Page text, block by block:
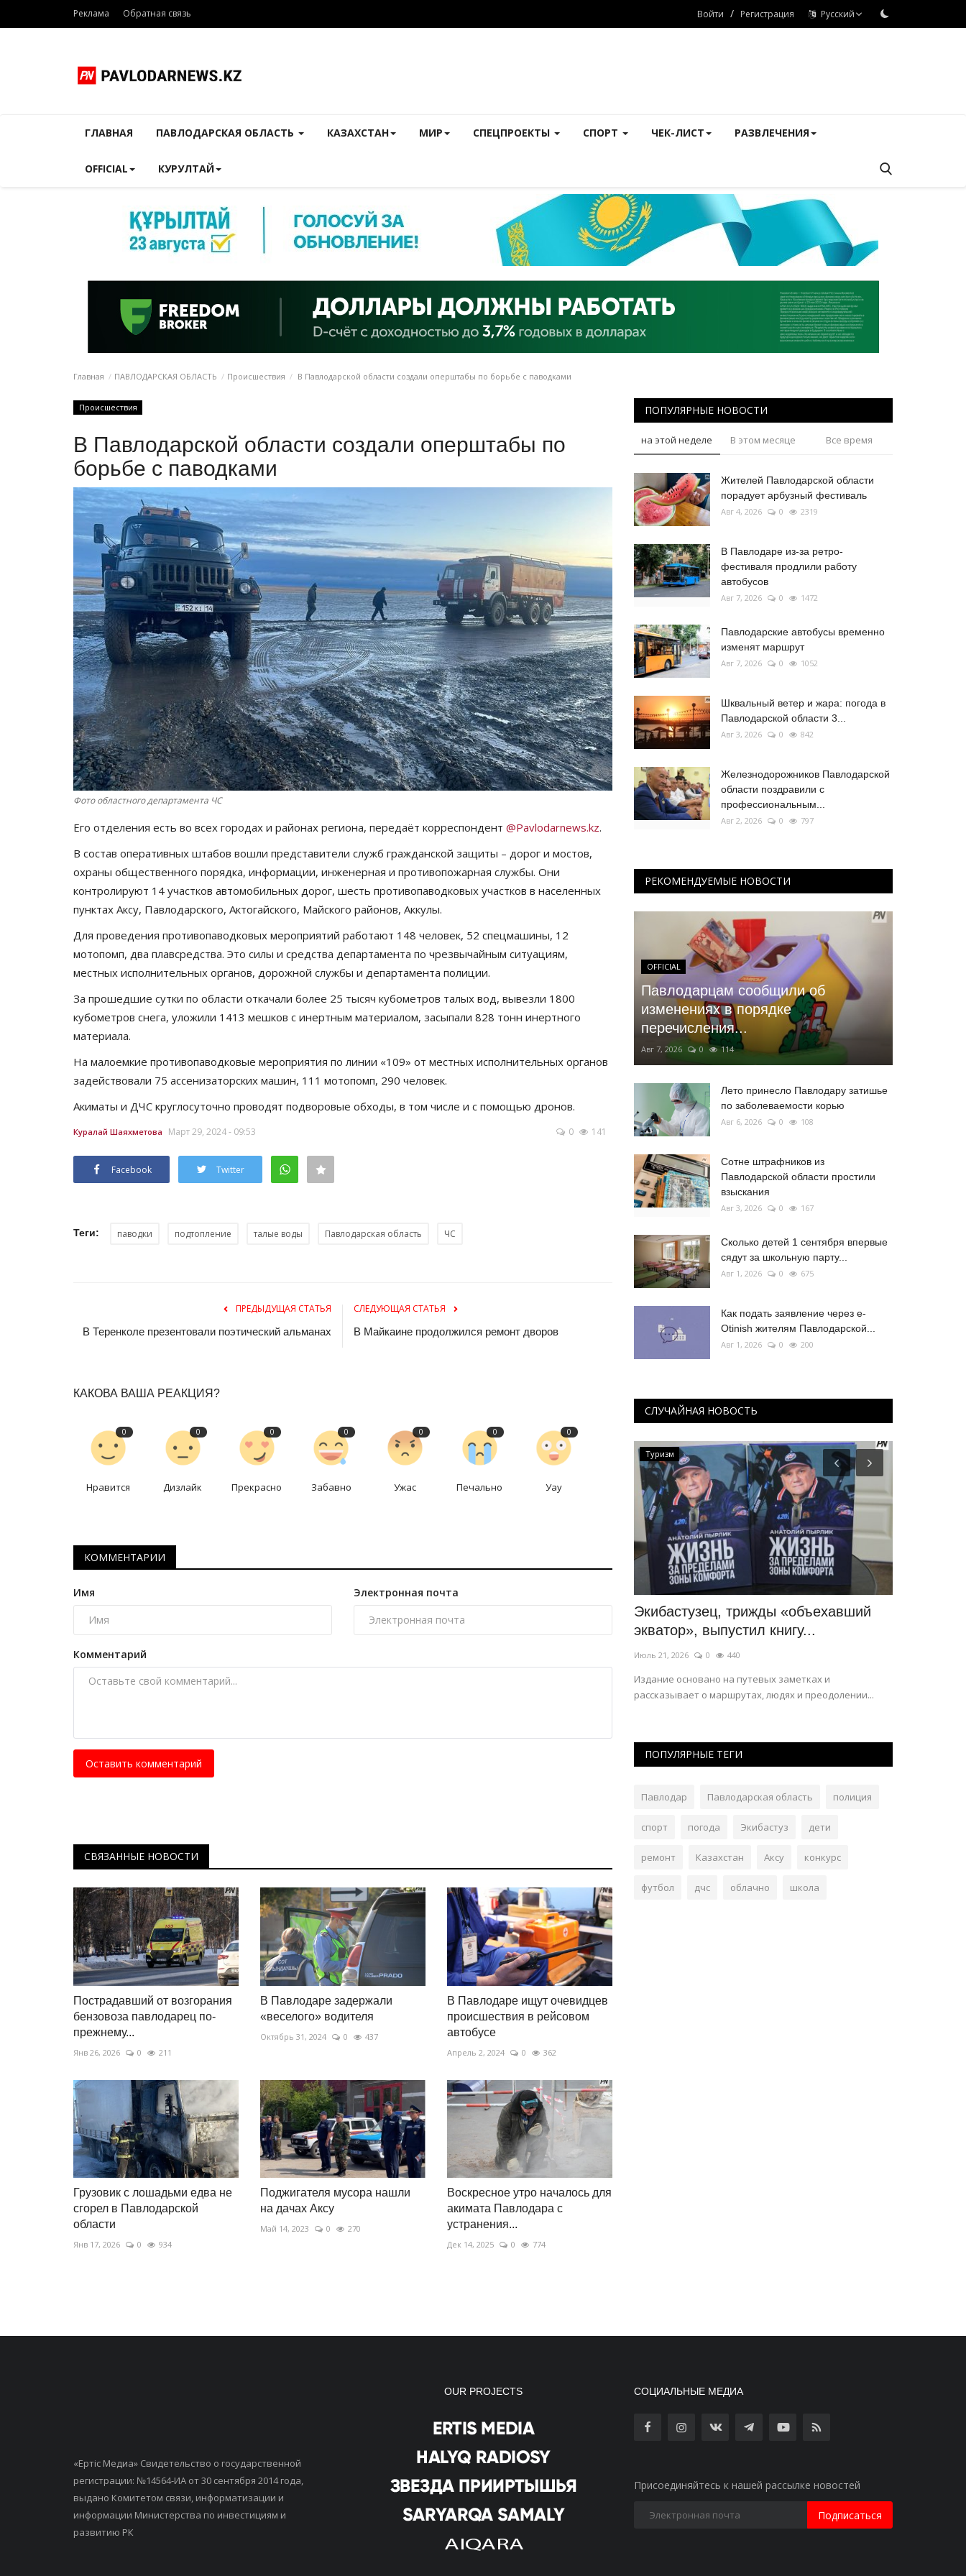
Реклама Обратная связь Войти / Регистрация Русский
ГЛАВНАЯ ПАВЛОДАРСКАЯ ОБЛАСТЬ КАЗАХСТАН МИР СПЕЦПРОЕКТЫ СПОРТ ЧЕК-ЛИСТ РАЗВЛЕЧЕНИЯ
OFFICIAL КУРУЛТАЙ
Главная ПАВЛОДАРСКАЯ ОБЛАСТЬ Происшествия В Павлодарской области создали оперштабы по борьбе с паводками
Происшествия
В Павлодарской области создали оперштабы по
борьбе с паводками
Фото областного департамента ЧС
Его отделения есть во всех городах и районах региона, передаёт корреспондент @Pavlodarnews.kz.
В состав оперативных штабов вошли представители служб гражданской защиты – дорог и мостов,
охраны общественного порядка, информации, инженерная и противопожарная службы. Они
контролируют 14 участков автомобильных дорог, шесть противопаводковых участков в населенных
пунктах Аксу, Павлодарского, Актогайского, Майского районов, Аккулы.
Для проведения противопаводковых мероприятий работают 148 человек, 52 спецмашины, 12
мотопомп, два плавсредства. Это силы и средства департамента по чрезвычайным ситуациям,
местных исполнительных органов, дорожной службы и департамента полиции.
За прошедшие сутки по области откачали более 25 тысяч кубометров талых вод, вывезли 1800
кубометров снега, уложили 1413 мешков с инертным материалом, засыпали 828 тонн инертного
материала.
На малоемкие противопаводковые мероприятия по линии «109» от местных исполнительных органов
задействовали 75 ассенизаторских машин, 111 мотопомп, 290 человек.
Акиматы и ДЧС круглосуточно проводят подворовые обходы, в том числе и с помощью дронов.
Куралай Шаяхметова Март 29, 2024 - 09:53 0 141
Facebook Twitter
Теги: паводки подтопление талые воды Павлодарская область ЧС
ПРЕДЫДУЩАЯ СТАТЬЯ
В Теренколе презентовали поэтический альманах
СЛЕДУЮЩАЯ СТАТЬЯ
В Майкаине продолжился ремонт дворов
КАКОВА ВАША РЕАКЦИЯ?
0
Нравится
0
Дизлайк
0
Прекрасно
0
Забавно
0
Ужас
0
Печально
0
Уау
КОММЕНТАРИИ
Имя Электронная почта
Комментарий
Оставить комментарий
СВЯЗАННЫЕ НОВОСТИ
Пострадавший от возгорания
бензовоза павлодарец по-
прежнему...
Янв 26, 2026 0 211
В Павлодаре задержали
«веселого» водителя
Октябрь 31, 2024 0 437
В Павлодаре ищут очевидцев
происшествия в рейсовом
автобусе
Апрель 2, 2024 0 362
Грузовик с лошадьми едва не
сгорел в Павлодарской
области
Янв 17, 2026 0 934
Поджигателя мусора нашли
на дачах Аксу
Май 14, 2023 0 270
Воскресное утро началось для
акимата Павлодара с
устранения...
Дек 14, 2025 0 774
ПОПУЛЯРНЫЕ НОВОСТИ
на этой неделе В этом месяце Все время
Жителей Павлодарской области
порадует арбузный фестиваль
Авг 4, 2026 0 2319
В Павлодаре из-за ретро-
фестиваля продлили работу
автобусов
Авг 7, 2026 0 1472
Павлодарские автобусы временно
изменят маршрут
Авг 7, 2026 0 1052
Шквальный ветер и жара: погода в
Павлодарской области 3...
Авг 3, 2026 0 842
Железнодорожников Павлодарской
области поздравили с
профессиональным...
Авг 2, 2026 0 797
РЕКОМЕНДУЕМЫЕ НОВОСТИ
OFFICIAL
Павлодарцам сообщили об
изменениях в порядке
перечисления...
Авг 7, 2026 0 114
Лето принесло Павлодару затишье
по заболеваемости корью
Авг 6, 2026 0 108
Сотне штрафников из
Павлодарской области простили
взыскания
Авг 3, 2026 0 167
Сколько детей 1 сентября впервые
сядут за школьную парту...
Авг 1, 2026 0 675
Как подать заявление через e-
Otinish жителям Павлодарской...
Авг 1, 2026 0 200
СЛУЧАЙНАЯ НОВОСТЬ
Волейбол
Дек 1, 2025
Во Дворце спорта «Баянтау» прошла матчевая встреча
МИР
тайник с кладом
Туризм
Экибастузец, трижды «объехавший
экватор», выпустил книгу...
Июль 21, 2026 0 440
Издание основано на путевых заметках и
рассказывает о маршрутах, людях и преодолении...
ПОПУЛЯРНЫЕ ТЕГИ
Павлодар Павлодарская область полиция
спорт погода Экибастуз дети
ремонт Казахстан Аксу конкурс
футбол дчс облачно школа
«Ертiс Медиа» Свидетельство о государственной
регистрации: №14564-ИА от 30 сентября 2014 года,
выдано Комитетом связи, информатизации и
информации Министерства по инвестициям и
развитию РК
OUR PROJECTS СОЦИАЛЬНЫЕ МЕДИА
Присоединяйтесь к нашей рассылке новостей
Подписаться